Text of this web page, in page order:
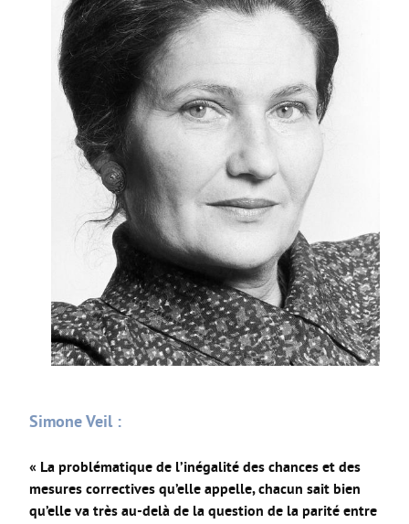
Simone Veil :
« La problématique de l’inégalité des chances et des
mesures correctives qu’elle appelle, chacun sait bien
qu’elle va très au-delà de la question de la parité entre